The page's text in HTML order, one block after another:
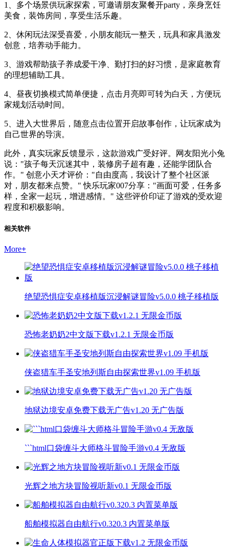
1、多个场景供玩家探索，可邀请朋友聚餐开party，亲身烹饪
美食，装饰房间，享受生活乐趣。
2、休闲玩法深受喜爱，小朋友能玩一整天，玩具和家具激发
创意，培养动手能力。
3、游戏帮助孩子养成爱干净、勤打扫的好习惯，是家庭教育
的理想辅助工具。
4、昼夜切换模式简单便捷，点击月亮即可转为白天，方便玩
家规划活动时间。
5、进入大世界后，随意点击位置开启故事创作，让玩家成为
自己世界的导演。
此外，真实玩家反馈显示，这款游戏广受好评。网友阳光小兔
说："孩子每天沉迷其中，装修房子超有趣，还能学团队合
作。" 创意小天才评价："自由度高，我设计了整个社区派
对，朋友都来点赞。" 快乐玩家007分享："画面可爱，任务多
样，全家一起玩，增进感情。" 这些评价印证了游戏的受欢迎
程度和积极影响。
相关软件
More+
绝望恐惧症安卓移植版沉浸解谜冒险v5.0.0 桃子移植版
恐怖老奶奶2中文版下载v1.2.1 无限金币版
侠盗猎车手圣安地列斯自由探索世界v1.09 手机版
地狱边境安卓免费下载无广告v1.20 无广告版
```html口袋缠斗大师格斗冒险手游v0.4 无敌版
光辉之地方块冒险视听新v0.1 无限金币版
船舶模拟器自由航行v0.320.3 内置菜单版